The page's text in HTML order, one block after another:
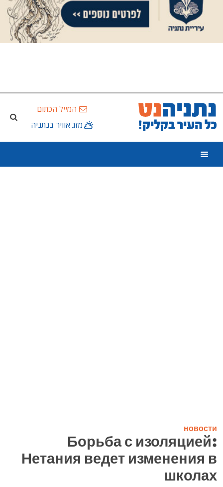
המייל הכתום
מזג אוויר בנתניה
новости
Борьба с изоляцией:
Нетания ведет изменения в
школах